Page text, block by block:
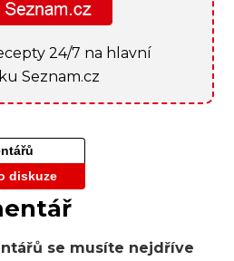
24/7 na hlavní
Seznam.cz
diskuze
se musíte nejdříve